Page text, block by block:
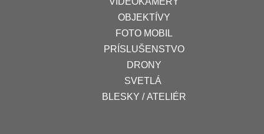
OBJEKTÍVY
FOTO MOBIL
PRÍSLUŠENSTVO
DRONY
SVETLÁ
BLESKY / ATELIÉR